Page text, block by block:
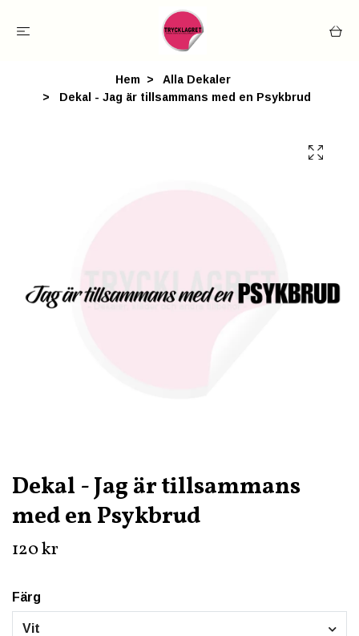
Hem
Alla Dekaler
Dekal - Jag är tillsammans med en Psykbrud
Dekal - Jag är tillsammans
med en Psykbrud
120 kr
Färg
Vit